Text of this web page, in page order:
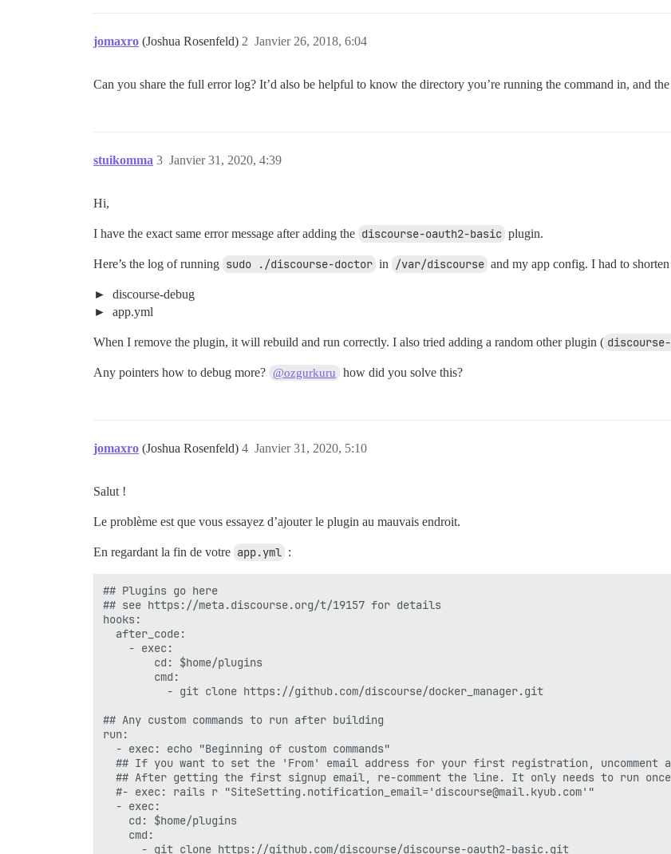
jomaxro (Joshua Rosenfeld) Janvier 26, 2018, 6:04
2
Can you share the full error log? It’d also be helpful to know the directory you’re running the command in, and
stuikomma Janvier 31, 2020, 4:39
3
Hi,
I have the exact same error message after adding the discourse-oauth2-basic plugin.
Here’s the log of running sudo ./discourse-doctor in /var/discourse and my app config. I had to
discourse-debug
app.yml
When I remove the plugin, it will rebuild and run correctly. I also tried adding a random other plugin ( discourse-
Any pointers how to debug more? @ozgurkuru how did you solve this?
jomaxro (Joshua Rosenfeld) Janvier 31, 2020, 5:10
4
Salut !
Le problème est que vous essayez d’ajouter le plugin au mauvais endroit.
En regardant la fin de votre app.yml :
## Plugins go here
## see https://meta.discourse.org/t/19157 for details
hooks:
  after_code:
    - exec:
        cd: $home/plugins
        cmd:
          - git clone https://github.com/discourse/docker_manager.git
## Any custom commands to run after building
run:
  - exec: echo "Beginning of custom commands"
## If you want to set the 'From' email address for your first registration, uncomment
## After getting the first signup email, re-comment the line. It only needs to run
  #- exec: rails r "SiteSetting.notification_email='discourse@mail.kyub.com'"
  - exec:
    cd: $home/plugins
    cmd:
      - git clone https://github.com/discourse/discourse-oauth2-basic.git